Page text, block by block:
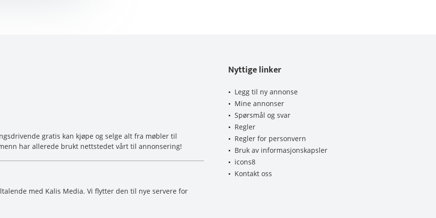
gratis kan kjøpe og selge alt fra møbler til
har allerede brukt nettstedet vårt til annonsering!
med Kalis Media. Vi flytter den til nye servere for
Nyttige linker
Legg til ny annonse
Mine annonser
Spørsmål og svar
Regler
Regler for personvern
Bruk av informasjonskapsler
icons8
Kontakt oss